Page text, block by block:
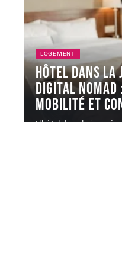
LOGEMENT
Hôtel dans la
digital
mobilité et
L'hôtel dans la journée